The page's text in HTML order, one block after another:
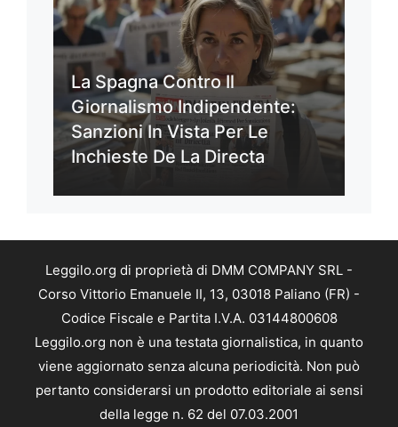
La Spagna Contro Il
Giornalismo Indipendente:
Sanzioni In Vista Per Le
Inchieste De La Directa
Leggilo.org di proprietà di DMM COMPANY SRL -
Corso Vittorio Emanuele II, 13, 03018 Paliano (FR) -
Codice Fiscale e Partita I.V.A. 03144800608
Leggilo.org non è una testata giornalistica, in quanto
viene aggiornato senza alcuna periodicità. Non può
pertanto considerarsi un prodotto editoriale ai sensi
della legge n. 62 del 07.03.2001